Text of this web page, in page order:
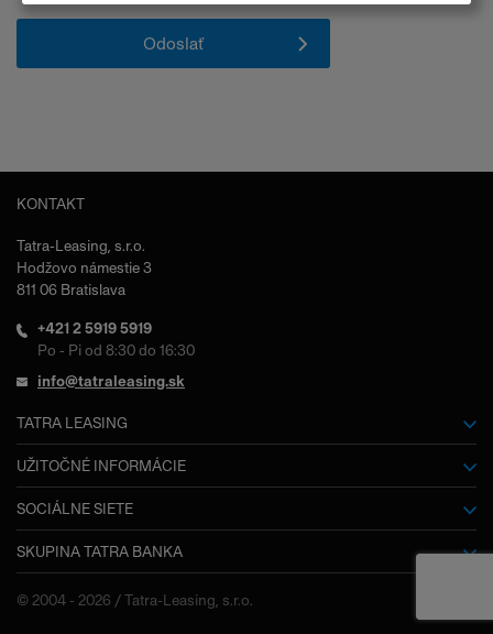
KONTAKT
Tatra-Leasing, s.r.o.
Hodžovo námestie 3
811 06 Bratislava
+421 2 5919 5919
Po - Pi od 8:30 do 16:30
info@tatraleasing.sk
TATRA LEASING
O nás
Kariéra
Výročné správy
Kontakty
UŽITOČNÉ INFORMÁCIE
Slovník pojmov
Dokumenty na stiahnutie
Často kladené otázky
SOCIÁLNE SIETE
Facebook
SKUPINA TATRA BANKA
Tatra banka
© 2004 - 2026 / Tatra-Leasing, s.r.o.